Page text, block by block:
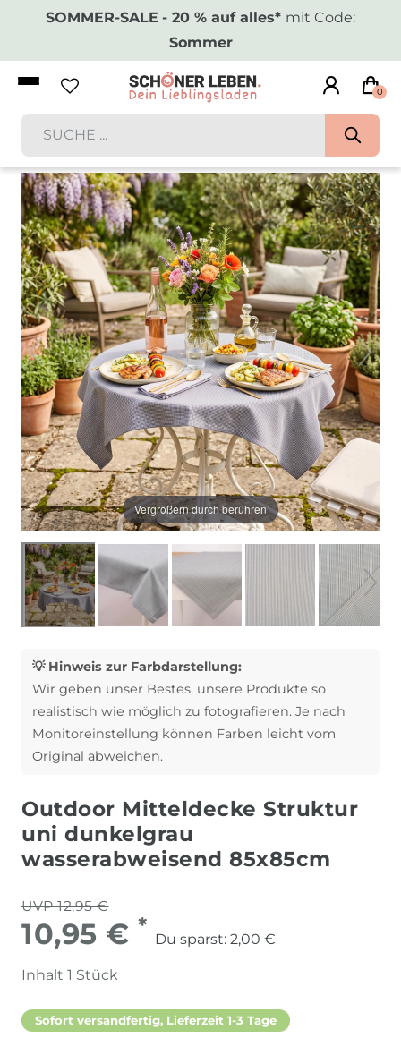
SOMMER-SALE - 20 % auf alles* mit Code:
Sommer
0
Vergrößern durch berühren
💡 Hinweis zur Farbdarstellung:
Wir geben unser Bestes, unsere Produkte so
realistisch wie möglich zu fotografieren. Je nach
Monitoreinstellung können Farben leicht vom
Original abweichen.
Outdoor Mitteldecke Struktur
uni dunkelgrau
wasserabweisend 85x85cm
UVP 12,95 €
10,95 € *
Du sparst: 2,00 €
Inhalt 1 Stück
Sofort versandfertig, Lieferzeit 1-3 Tage